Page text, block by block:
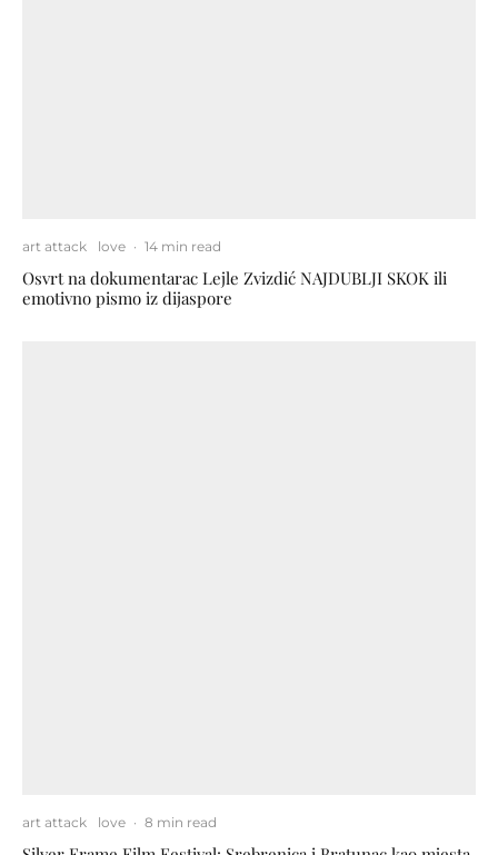
art attack love · 14 min read
Osvrt na dokumentarac Lejle Zvizdić NAJDUBLJI SKOK ili
emotivno pismo iz dijaspore
art attack love · 8 min read